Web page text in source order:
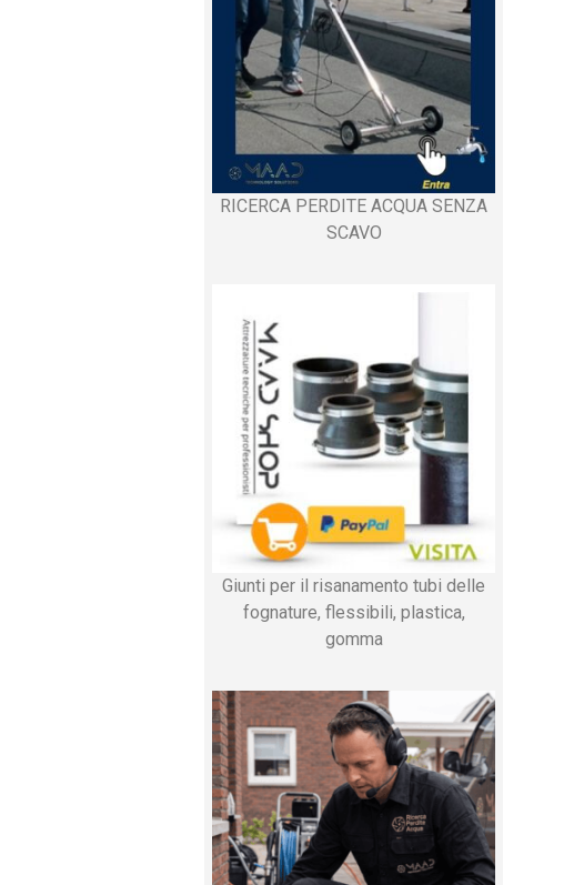
RICERCA PERDITE ACQUA SENZA
SCAVO
Giunti per il risanamento tubi delle
fognature, flessibili, plastica,
gomma